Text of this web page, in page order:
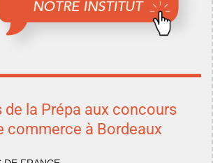
de la Prépa aux concours
commerce à Bordeaux